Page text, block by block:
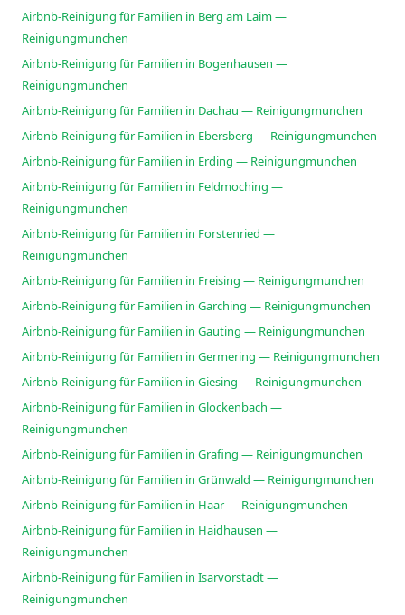
Airbnb-Reinigung für Familien in Berg am Laim —
Reinigungmunchen
Airbnb-Reinigung für Familien in Bogenhausen —
Reinigungmunchen
Airbnb-Reinigung für Familien in Dachau — Reinigungmunchen
Airbnb-Reinigung für Familien in Ebersberg — Reinigungmunchen
Airbnb-Reinigung für Familien in Erding — Reinigungmunchen
Airbnb-Reinigung für Familien in Feldmoching —
Reinigungmunchen
Airbnb-Reinigung für Familien in Forstenried —
Reinigungmunchen
Airbnb-Reinigung für Familien in Freising — Reinigungmunchen
Airbnb-Reinigung für Familien in Garching — Reinigungmunchen
Airbnb-Reinigung für Familien in Gauting — Reinigungmunchen
Airbnb-Reinigung für Familien in Germering — Reinigungmunchen
Airbnb-Reinigung für Familien in Giesing — Reinigungmunchen
Airbnb-Reinigung für Familien in Glockenbach —
Reinigungmunchen
Airbnb-Reinigung für Familien in Grafing — Reinigungmunchen
Airbnb-Reinigung für Familien in Grünwald — Reinigungmunchen
Airbnb-Reinigung für Familien in Haar — Reinigungmunchen
Airbnb-Reinigung für Familien in Haidhausen —
Reinigungmunchen
Airbnb-Reinigung für Familien in Isarvorstadt —
Reinigungmunchen